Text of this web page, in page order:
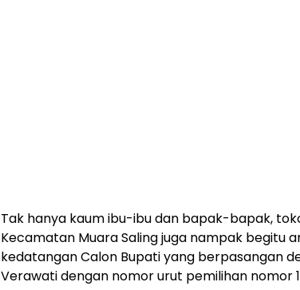
Tak hanya kaum ibu-ibu dan bapak-bapak,
Kecamatan Muara Saling juga nampak begitu
kedatangan Calon Bupati yang berpasangan
Verawati dengan nomor urut pemilihan nomor